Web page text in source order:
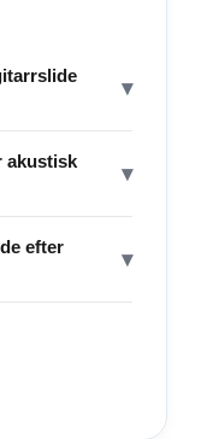
▾
akustisk
▾
efter
▾